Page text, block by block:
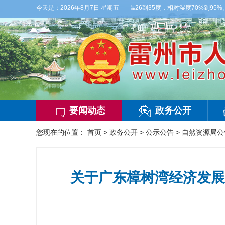
今天是： 2026年8月7日 星期五
天，多云，局部有雷阵雨，偏西风2-3级，气温26到35度，相对湿度70%到95%
要闻动态 政务公开
您现在的位置： 首页 > 政务公开 > 公示公告 > 自然资源局
关于广东樟树湾经济发